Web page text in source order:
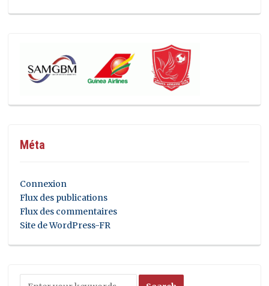
Méta
Connexion
Flux des publications
Flux des commentaires
Site de WordPress-FR